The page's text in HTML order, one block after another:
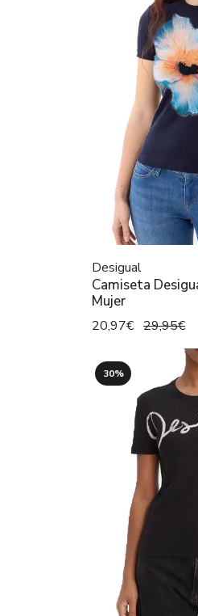
Desigual
Camiseta
Mujer
20,97€ 29,95€
30%